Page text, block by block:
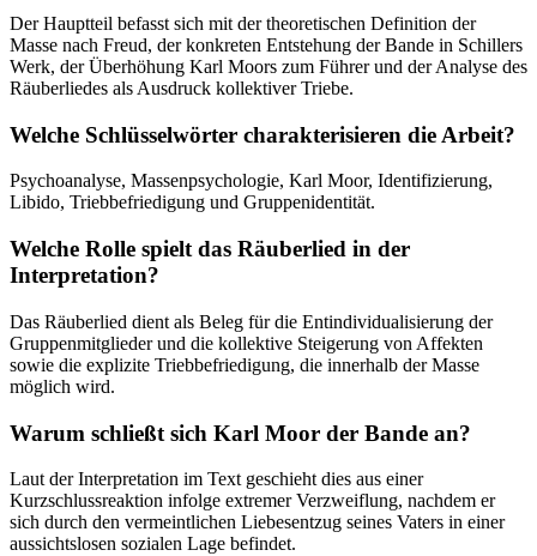
Der Hauptteil befasst sich mit der theoretischen Definition der
Masse nach Freud, der konkreten Entstehung der Bande in Schillers
Werk, der Überhöhung Karl Moors zum Führer und der Analyse des
Räuberliedes als Ausdruck kollektiver Triebe.
Welche Schlüsselwörter charakterisieren die Arbeit?
Psychoanalyse, Massenpsychologie, Karl Moor, Identifizierung,
Libido, Triebbefriedigung und Gruppenidentität.
Welche Rolle spielt das Räuberlied in der
Interpretation?
Das Räuberlied dient als Beleg für die Entindividualisierung der
Gruppenmitglieder und die kollektive Steigerung von Affekten
sowie die explizite Triebbefriedigung, die innerhalb der Masse
möglich wird.
Warum schließt sich Karl Moor der Bande an?
Laut der Interpretation im Text geschieht dies aus einer
Kurzschlussreaktion infolge extremer Verzweiflung, nachdem er
sich durch den vermeintlichen Liebesentzug seines Vaters in einer
aussichtslosen sozialen Lage befindet.